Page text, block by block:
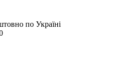
по Україні